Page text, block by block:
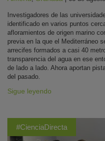
Investigadores de las
identificado en varios puntos
afloramientos de origen marino
previa en la que el Mediterráneo
arrecifes formados a casi 40
transparencia del agua en ese
de lado a lado. Ahora aportan
del pasado.
Sigue leyendo
#CienciaDirecta